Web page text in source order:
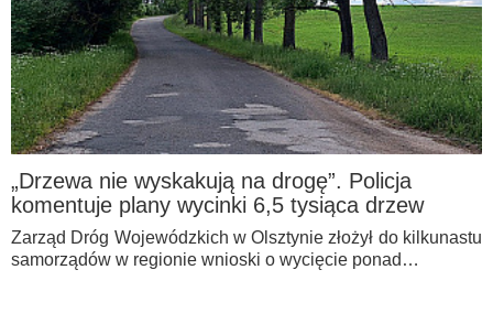
„Drzewa nie wyskakują na drogę”. Policja
komentuje plany wycinki 6,5 tysiąca drzew
Zarząd Dróg Wojewódzkich w Olsztynie złożył do kilkunastu
samorządów w regionie wnioski o wycięcie ponad…